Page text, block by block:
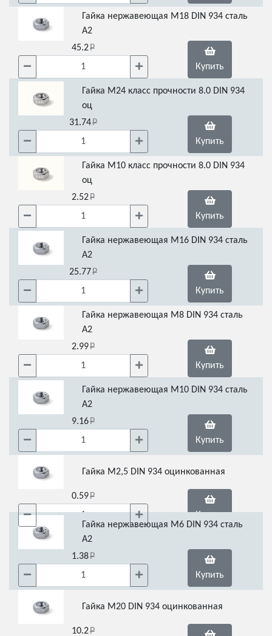
Гайка нержавеющая М18 DIN 934 сталь
А2
45.2
Купить
Гайка М24 класс прочности 8.0 DIN 934
оц
31.74
Купить
Гайка М10 класс прочности 8.0 DIN 934
оц
2.52
Купить
Гайка нержавеющая М16 DIN 934 сталь
А2
25.77
Купить
Гайка нержавеющая М8 DIN 934 сталь
А2
2.99
Купить
Гайка нержавеющая М10 DIN 934 сталь
А2
9.16
Купить
Гайка М2,5 DIN 934 оцинкованная
0.59
Купить
Гайка нержавеющая М6 DIN 934 сталь
А2
1.38
Купить
Гайка М20 DIN 934 оцинкованная
10.2